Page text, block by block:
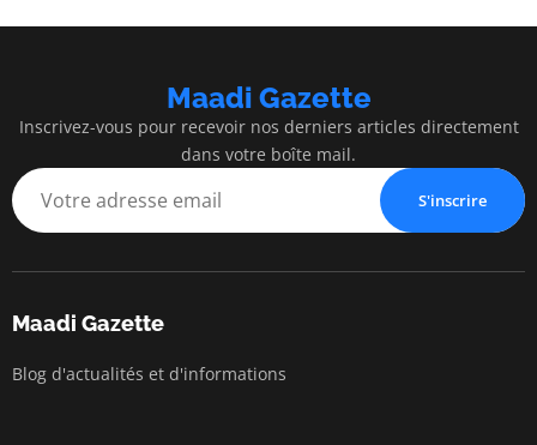
Maadi Gazette
Inscrivez-vous pour recevoir nos derniers articles directement
dans votre boîte mail.
S'inscrire
Maadi Gazette
Blog d'actualités et d'informations